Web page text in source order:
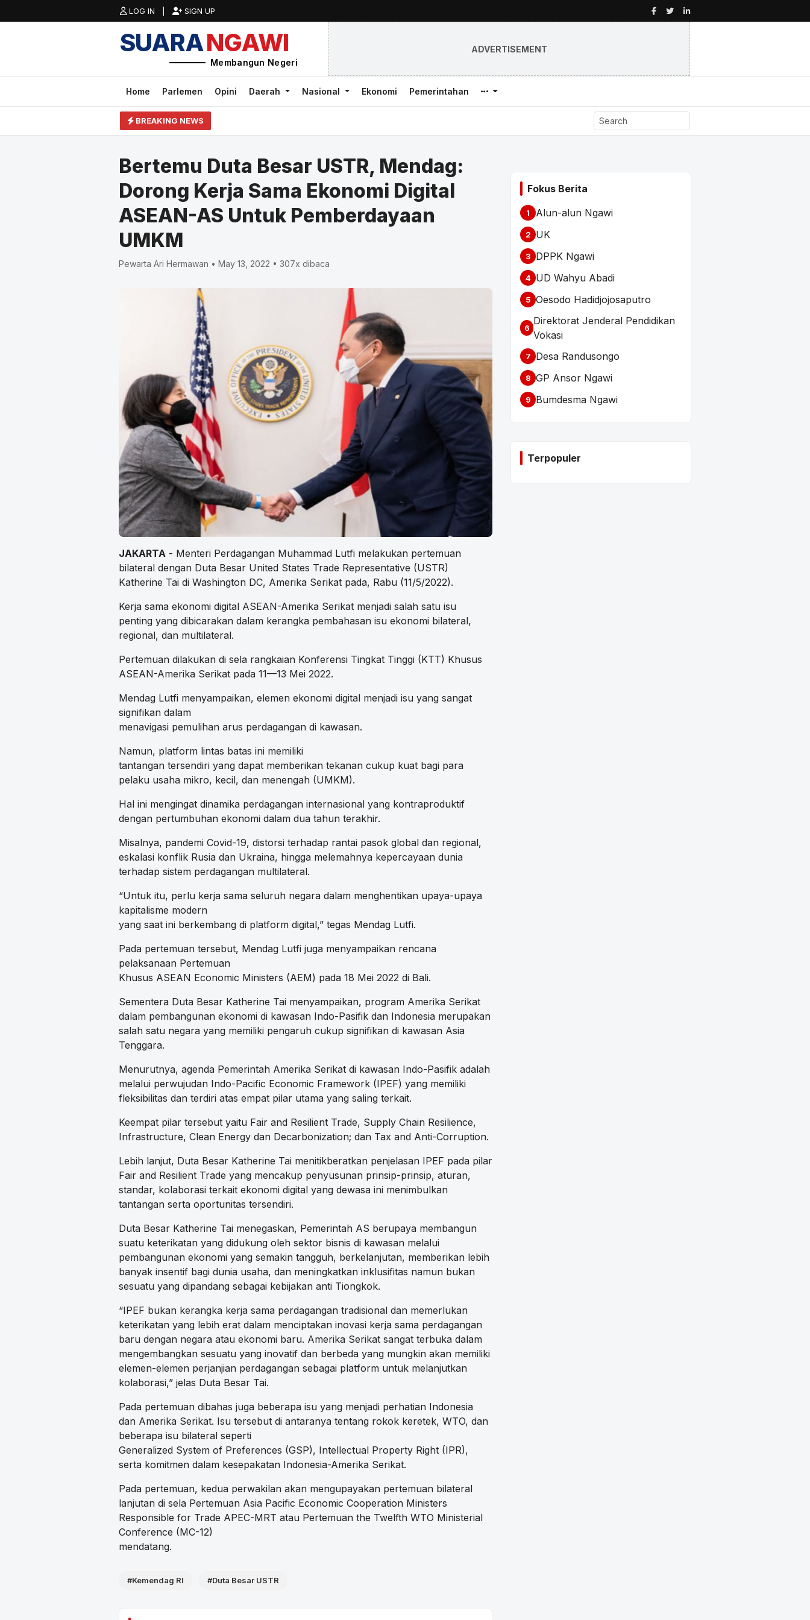
LOG IN | SIGN UP
SUARANGAWI
Membangun Negeri
ADVERTISEMENT
Home Parlemen Opini Daerah Nasional Ekonomi Pemerintahan
BREAKING NEWS
Bertemu Duta Besar USTR, Mendag:
Dorong Kerja Sama Ekonomi Digital
ASEAN-AS Untuk Pemberdayaan
UMKM
Pewarta Ari Hermawan • May 13, 2022 • 307x dibaca
JAKARTA - Menteri Perdagangan Muhammad Lutfi melakukan pertemuan
bilateral dengan Duta Besar United States Trade Representative (USTR)
Katherine Tai di Washington DC, Amerika Serikat pada, Rabu (11/5/2022).
Kerja sama ekonomi digital ASEAN-Amerika Serikat menjadi salah satu isu
penting yang dibicarakan dalam kerangka pembahasan isu ekonomi bilateral,
regional, dan multilateral.
Pertemuan dilakukan di sela rangkaian Konferensi Tingkat Tinggi (KTT) Khusus
ASEAN-Amerika Serikat pada 11—13 Mei 2022.
Mendag Lutfi menyampaikan, elemen ekonomi digital menjadi isu yang sangat
signifikan dalam
menavigasi pemulihan arus perdagangan di kawasan.
Namun, platform lintas batas ini memiliki
tantangan tersendiri yang dapat memberikan tekanan cukup kuat bagi para
pelaku usaha mikro, kecil, dan menengah (UMKM).
Hal ini mengingat dinamika perdagangan internasional yang kontraproduktif
dengan pertumbuhan ekonomi dalam dua tahun terakhir.
Misalnya, pandemi Covid-19, distorsi terhadap rantai pasok global dan regional,
eskalasi konflik Rusia dan Ukraina, hingga melemahnya kepercayaan dunia
terhadap sistem perdagangan multilateral.
“Untuk itu, perlu kerja sama seluruh negara dalam menghentikan upaya-upaya
kapitalisme modern
yang saat ini berkembang di platform digital,” tegas Mendag Lutfi.
Pada pertemuan tersebut, Mendag Lutfi juga menyampaikan rencana
pelaksanaan Pertemuan
Khusus ASEAN Economic Ministers (AEM) pada 18 Mei 2022 di Bali.
Sementera Duta Besar Katherine Tai menyampaikan, program Amerika Serikat
dalam pembangunan ekonomi di kawasan Indo-Pasifik dan Indonesia merupakan
salah satu negara yang memiliki pengaruh cukup signifikan di kawasan Asia
Tenggara.
Menurutnya, agenda Pemerintah Amerika Serikat di kawasan Indo-Pasifik adalah
melalui perwujudan Indo-Pacific Economic Framework (IPEF) yang memiliki
fleksibilitas dan terdiri atas empat pilar utama yang saling terkait.
Keempat pilar tersebut yaitu Fair and Resilient Trade, Supply Chain Resilience,
Infrastructure, Clean Energy dan Decarbonization; dan Tax and Anti-Corruption.
Lebih lanjut, Duta Besar Katherine Tai menitikberatkan penjelasan IPEF pada pilar
Fair and Resilient Trade yang mencakup penyusunan prinsip-prinsip, aturan,
standar, kolaborasi terkait ekonomi digital yang dewasa ini menimbulkan
tantangan serta oportunitas tersendiri.
Duta Besar Katherine Tai menegaskan, Pemerintah AS berupaya membangun
suatu keterikatan yang didukung oleh sektor bisnis di kawasan melalui
pembangunan ekonomi yang semakin tangguh, berkelanjutan, memberikan lebih
banyak insentif bagi dunia usaha, dan meningkatkan inklusifitas namun bukan
sesuatu yang dipandang sebagai kebijakan anti Tiongkok.
“IPEF bukan kerangka kerja sama perdagangan tradisional dan memerlukan
keterikatan yang lebih erat dalam menciptakan inovasi kerja sama perdagangan
baru dengan negara atau ekonomi baru. Amerika Serikat sangat terbuka dalam
mengembangkan sesuatu yang inovatif dan berbeda yang mungkin akan memiliki
elemen-elemen perjanjian perdagangan sebagai platform untuk melanjutkan
kolaborasi,” jelas Duta Besar Tai.
Pada pertemuan dibahas juga beberapa isu yang menjadi perhatian Indonesia
dan Amerika Serikat. Isu tersebut di antaranya tentang rokok keretek, WTO, dan
beberapa isu bilateral seperti
Generalized System of Preferences (GSP), Intellectual Property Right (IPR),
serta komitmen dalam kesepakatan Indonesia-Amerika Serikat.
Pada pertemuan, kedua perwakilan akan mengupayakan pertemuan bilateral
lanjutan di sela Pertemuan Asia Pacific Economic Cooperation Ministers
Responsible for Trade APEC-MRT atau Pertemuan the Twelfth WTO Ministerial
Conference (MC-12)
mendatang.
#Kemendag RI #Duta Besar USTR
Fokus Berita
1 Alun-alun Ngawi
2 UK
3 DPPK Ngawi
4 UD Wahyu Abadi
5 Oesodo Hadidjojosaputro
6
Direktorat Jenderal Pendidikan
Vokasi
7 Desa Randusongo
8 GP Ansor Ngawi
9 Bumdesma Ngawi
Terpopuler